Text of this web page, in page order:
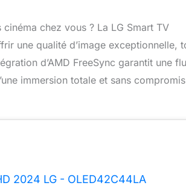
chez vous ? La LG Smart TV
une qualité d’image exceptionnelle,
d’AMD FreeSync garantit une
immersion totale et sans
2024 LG - OLED42C44LA